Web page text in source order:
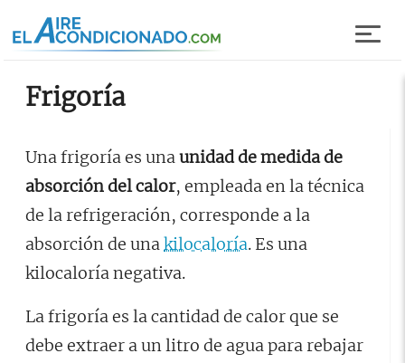
Frigoría
Una frigoría es unaunidad de medida de
absorción del calor, empleada en la técnica
de la refrigeración, corresponde a la
absorción de unakilocaloría. Es una
kilocaloría negativa.
La frigoría es la cantidad de calor que se
debe extraer a un litro de agua para rebajar